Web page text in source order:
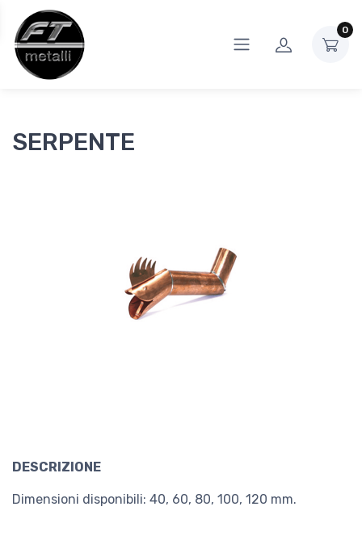
0
SERPENTE
DESCRIZIONE
Dimensioni disponibili: 40, 60, 80, 100, 120 mm.